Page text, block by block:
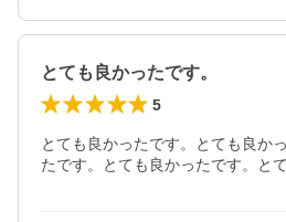
とても良かったです。
5
とても良かったです。とても良か
たです。とても良かったです。と